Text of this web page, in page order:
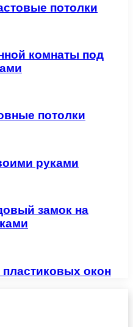
потолки
комнаты под
потолки
руками
замок на
окон